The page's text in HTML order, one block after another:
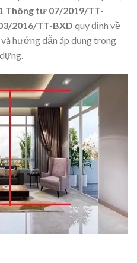
Thông tư 07/2019/TT-
2016/TT-BXD quy định về
hướng dẫn áp dụng trong